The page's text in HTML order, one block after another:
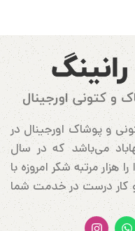
و پوشاک اورجینال در
می‌باشد که در سال
هزار مرتبه شکر امروزه با
کار درست در خدمت شما